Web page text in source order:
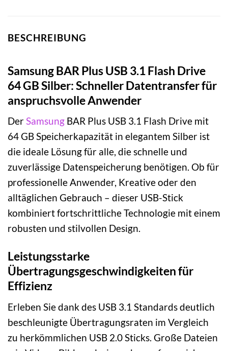
BESCHREIBUNG
Samsung BAR Plus USB 3.1 Flash Drive
64 GB Silber: Schneller Datentransfer für
anspruchsvolle Anwender
DerSamsung BAR Plus USB 3.1 Flash Drive mit
64 GB Speicherkapazität in elegantem Silber ist
die ideale Lösung für alle, die schnelle und
zuverlässige Datenspeicherung benötigen. Ob für
professionelle Anwender, Kreative oder den
alltäglichen Gebrauch – dieser USB-Stick
kombiniert fortschrittliche Technologie mit einem
robusten und stilvollen Design.
Leistungsstarke
Übertragungsgeschwindigkeiten für
Effizienz
Erleben Sie dank des USB 3.1 Standards deutlich
beschleunigte Übertragungsraten im Vergleich
zu herkömmlichen USB 2.0 Sticks. Große Dateien